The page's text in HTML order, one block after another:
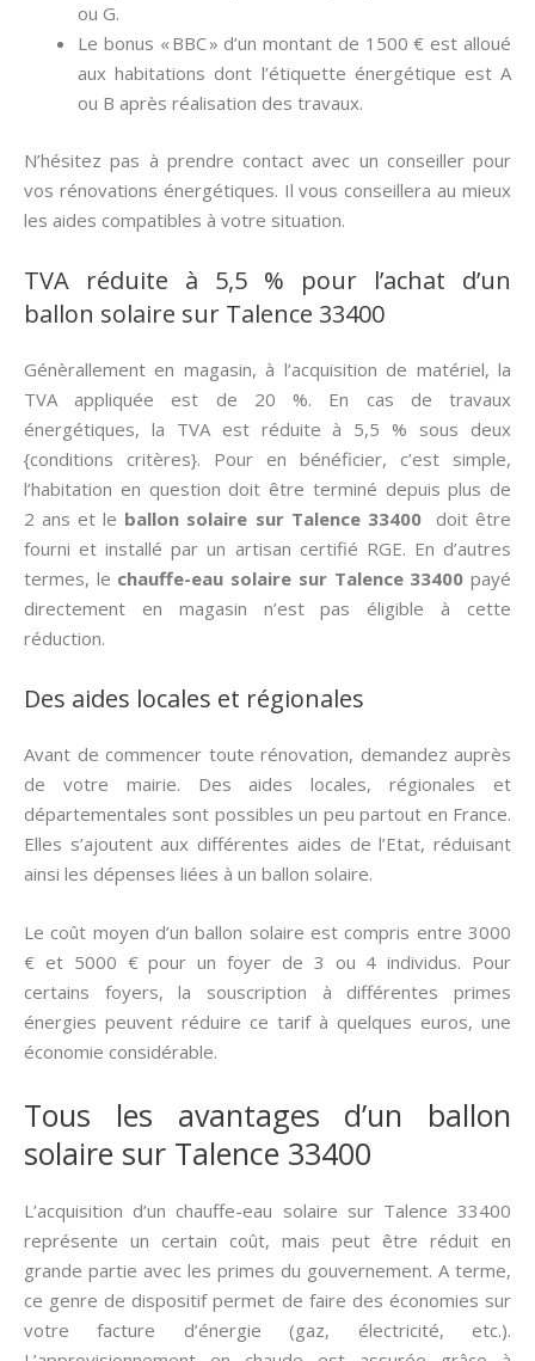
ou G.
Le bonus « BBC » d’un montant de 1500 € est alloué
aux habitations dont l’étiquette énergétique est A
ou B après réalisation des travaux.
N’hésitez pas à prendre contact avec un conseiller pour
vos rénovations énergétiques. Il vous conseillera au mieux
les aides compatibles à votre situation.
TVA réduite à 5,5 % pour l’achat d’un
ballon solaire sur Talence 33400
Génèrallement en magasin, à l’acquisition de matériel, la
TVA appliquée est de 20 %. En cas de travaux
énergétiques, la TVA est réduite à 5,5 % sous deux
{conditions critères}. Pour en bénéficier, c’est simple,
l’habitation en question doit être terminé depuis plus de
2 ans et le ballon solaire sur Talence 33400doit être
fourni et installé par un artisan certifié RGE. En d’autres
termes, le chauffe-eau solaire sur Talence 33400 payé
directement en magasin n’est pas éligible à cette
réduction.
Des aides locales et régionales
Avant de commencer toute rénovation, demandez auprès
de votre mairie. Des aides locales, régionales et
départementales sont possibles un peu partout en France.
Elles s’ajoutent aux différentes aides de l’Etat, réduisant
ainsi les dépenses liées à un ballon solaire.
Le coût moyen d’un ballon solaire est compris entre 3000
€ et 5000 € pour un foyer de 3 ou 4 individus. Pour
certains foyers, la souscription à différentes primes
énergies peuvent réduire ce tarif à quelques euros, une
économie considérable.
Tous les avantages d’un ballon
solaire sur Talence 33400
L’acquisition d’un chauffe-eau solaire sur Talence 33400
représente un certain coût, mais peut être réduit en
grande partie avec les primes du gouvernement. A terme,
ce genre de dispositif permet de faire des économies sur
votre facture d’énergie (gaz, électricité, etc.).